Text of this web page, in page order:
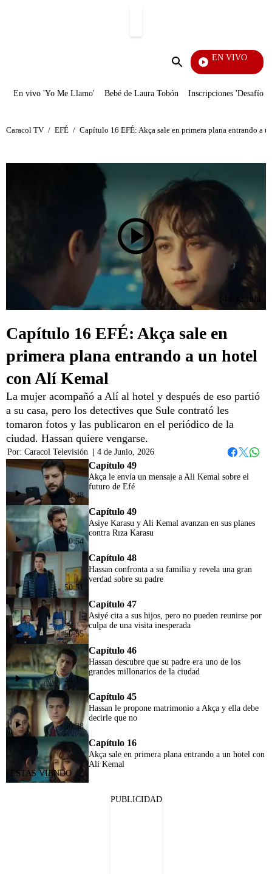
Enviar
EN VIVO
Yo Me Llamo
En vivo 'Yo Me Llamo' Bebé de Laura Tobón Inscripciones 'Desafío'
Caracol TV / EFÉ / Capítulo 16 EFÉ: Akça sale en primera plana entrando a
44:42 min
Capítulo 16 EFÉ: Akça sale en
primera plana entrando a un hotel
con Alí Kemal
La mujer acompañó a Alí al hotel y después de eso partió
a su casa, pero los detectives que Sule contrató les
tomaron fotos y las publicaron en el periódico de la
ciudad. Hassan quiere vengarse.
Por: Caracol Televisión
4 de Junio, 2026
50:48
Capítulo 49
Akça le envía un mensaje a Ali Kemal sobre el
futuro de Efé
50:54
Capítulo 49
Asiye Karasu y Ali Kemal avanzan en sus planes
contra Rıza Karasu
50:51
Capítulo 48
Hassan confronta a su familia y revela una gran
verdad sobre su padre
50:55
Capítulo 47
Asiyé cita a sus hijos, pero no pueden reunirse por
culpa de una visita inesperada
44:18
Capítulo 46
Hassan descubre que su padre era uno de los
grandes millonarios de la ciudad
50:38
Capítulo 45
Hassan le propone matrimonio a Akça y ella debe
decirle que no
Capítulo 16
Akça sale en primera plana entrando a un hotel con
Alí Kemal
PUBLICIDAD